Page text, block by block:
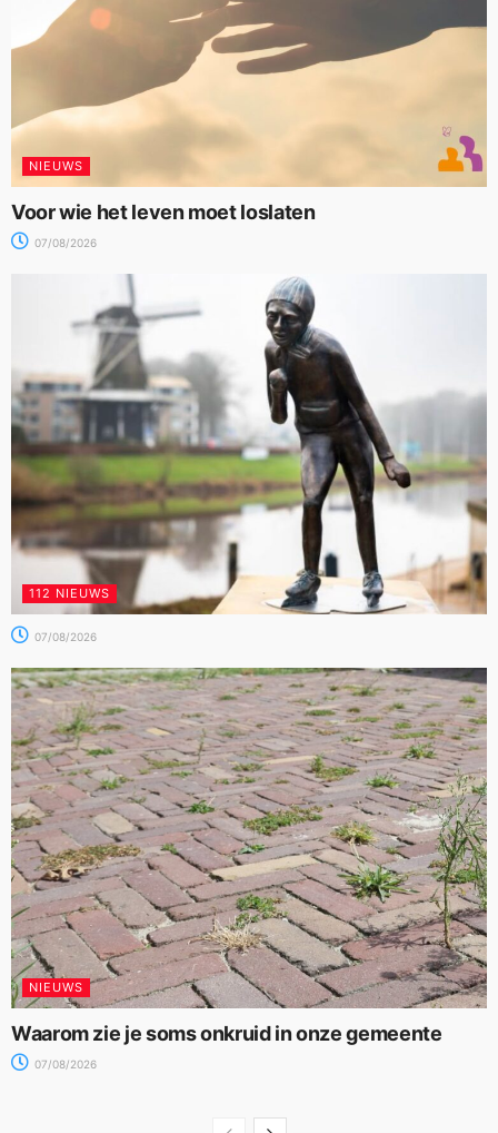
NIEUWS
Voor wie het leven moet loslaten
07/08/2026
112 NIEUWS
07/08/2026
NIEUWS
Waarom zie je soms onkruid in onze gemeente
07/08/2026